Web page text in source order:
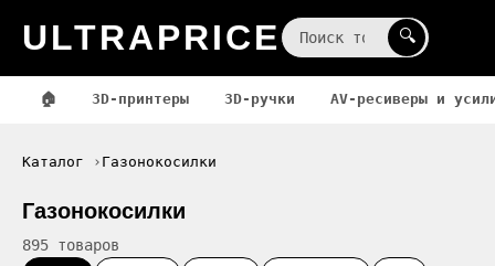
ULTRAPRICE 🔍
🏠 3D-принтеры 3D-ручки AV-ресиверы и
Каталог Газонокосилки
Газонокосилки
895 товаров